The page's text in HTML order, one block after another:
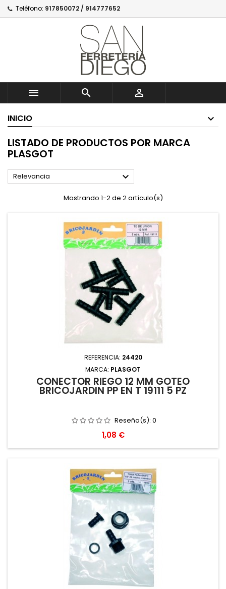
Teléfono: 917850072 / 914777652
  
INICIO
LISTADO DE PRODUCTOS POR MARCA
PLASGOT
Relevancia 
Mostrando 1-2 de 2 artículo(s)
REFERENCIA: 24420
MARCA: PLASGOT
CONECTOR RIEGO 12 MM GOTEO
BRICOJARDIN PP EN T 19111 5 PZ
Reseña(s): 0
Precio
1,08 €